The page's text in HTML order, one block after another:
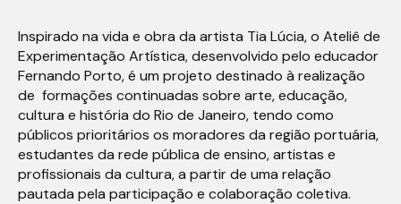
Inspirado na vida e obra da artista Tia Lúcia, o Ateliê de
Experimentação Artística, desenvolvido pelo educador
Fernando Porto, é um projeto destinado à realização
de formações continuadas sobre arte, educação,
cultura e história do Rio de Janeiro, tendo como
públicos prioritários os moradores da região portuária,
estudantes da rede pública de ensino, artistas e
profissionais da cultura, a partir de uma relação
pautada pela participação e colaboração coletiva.